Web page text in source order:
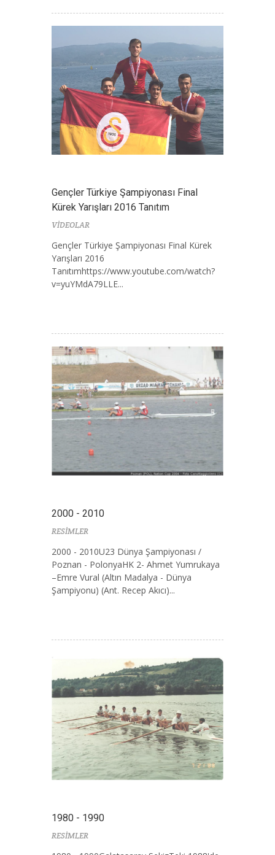
Gençler Türkiye Şampiyonası Final
Kürek Yarışları 2016 Tanıtım
VİDEOLAR
Gençler Türkiye Şampiyonası Final Kürek
Yarışları 2016
Tanıtımhttps://www.youtube.com/watch?
v=yuYMdA79LLE...
2000 - 2010
RESİMLER
2000 - 2010U23 Dünya Şampiyonası /
Poznan - PolonyaHK 2- Ahmet Yumrukaya
–Emre Vural (Altın Madalya - Dünya
Şampiyonu) (Ant. Recep Akıcı)...
1980 - 1990
RESİMLER